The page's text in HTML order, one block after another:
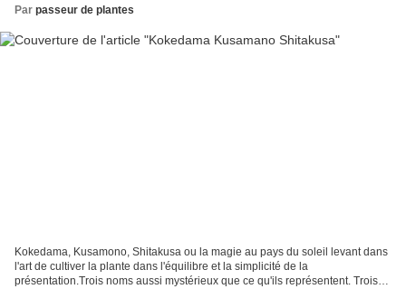
Par passeur de plantes
Kokedama, Kusamono, Shitakusa ou la magie au pays du soleil levant dans
l'art de cultiver la plante dans l'équilibre et la simplicité de la
présentation.Trois noms aussi mystérieux que ce qu'ils représentent. Trois